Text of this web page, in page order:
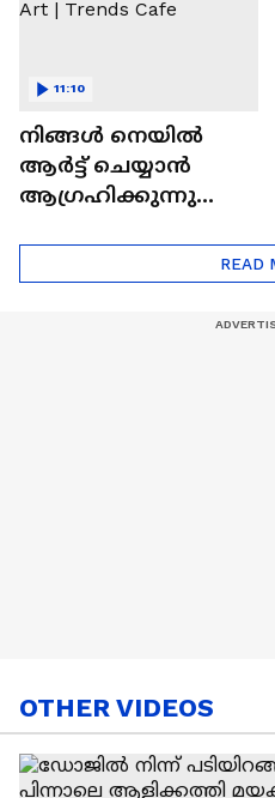
നിങ്ങൾ നെയിൽ
ആർട്ട് ചെയ്യാൻ
ആഗ്രഹിക്കുന്നുണ്ടോ
ട്രെൻഡിനെക്കുറിച്ച് |
Nail Art | Trends Cafe
11:10
READ
OTHER VIDEOS